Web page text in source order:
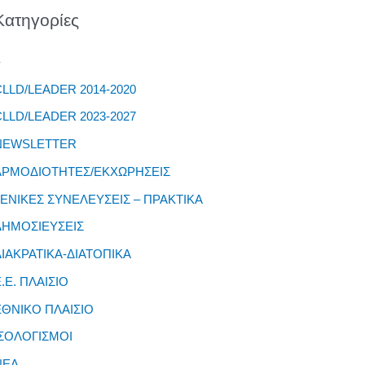
ΣΥΝΕΛΕΥΣΕΙΣ – ΠΡΑΚΤΙΚΑ
ΔΙΑΤΟΠΙΚΑ
ΠΛΑΙΣΙΟ
ΠΛΑΙΣΙΟ
– Newsletter